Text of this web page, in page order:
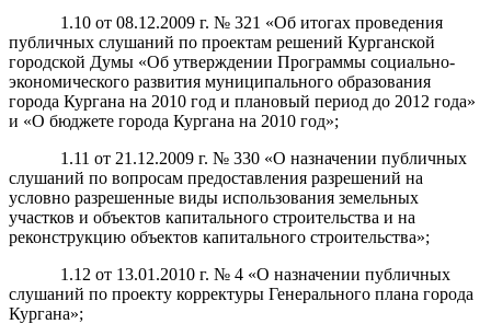
1.10 от 08.12.2009 г. № 321 «Об итогах проведения
публичных слушаний по проектам решений Курганской
городской Думы «Об утверждении Программы социально-
экономического развития муниципального образования
города Кургана на 2010 год и плановый период до 2012 года»
и «О бюджете города Кургана на 2010 год»;
1.11 от 21.12.2009 г. № 330 «О назначении публичных
слушаний по вопросам предоставления разрешений на
условно разрешенные виды использования земельных
участков и объектов капитального строительства и на
реконструкцию объектов капитального строительства»;
1.12 от 13.01.2010 г. № 4 «О назначении публичных
слушаний по проекту корректуры Генерального плана города
Кургана»;